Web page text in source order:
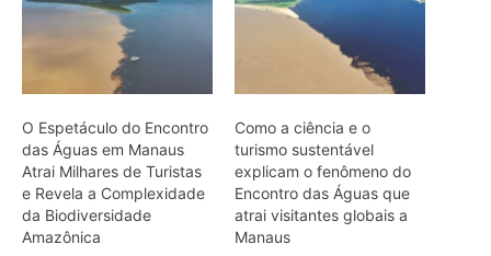
O Espetáculo do Encontro
das Águas em Manaus
Atrai Milhares de Turistas
e Revela a Complexidade
da Biodiversidade
Amazônica
Como a ciência e o
turismo sustentável
explicam o fenômeno do
Encontro das Águas que
atrai visitantes globais a
Manaus